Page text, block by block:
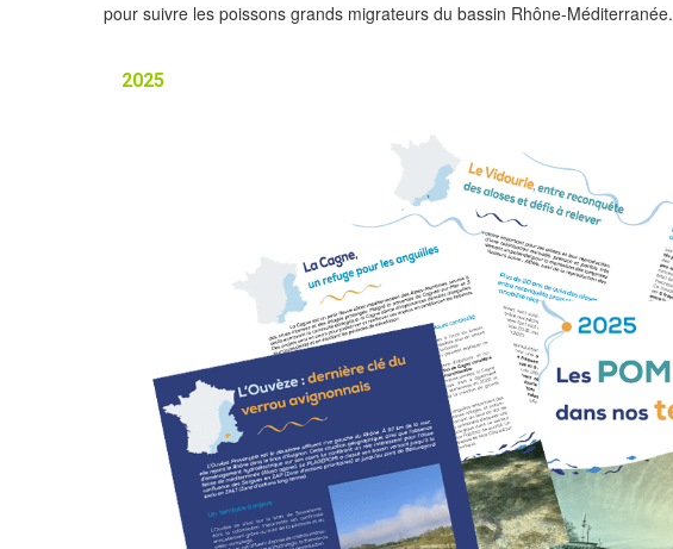
pour suivre les poissons grands migrateurs du bassin Rhône-Méditerranée.
2025